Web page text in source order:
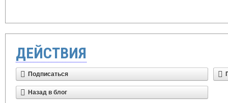
ДЕЙСТВИЯ
Подписаться
Назад в блог